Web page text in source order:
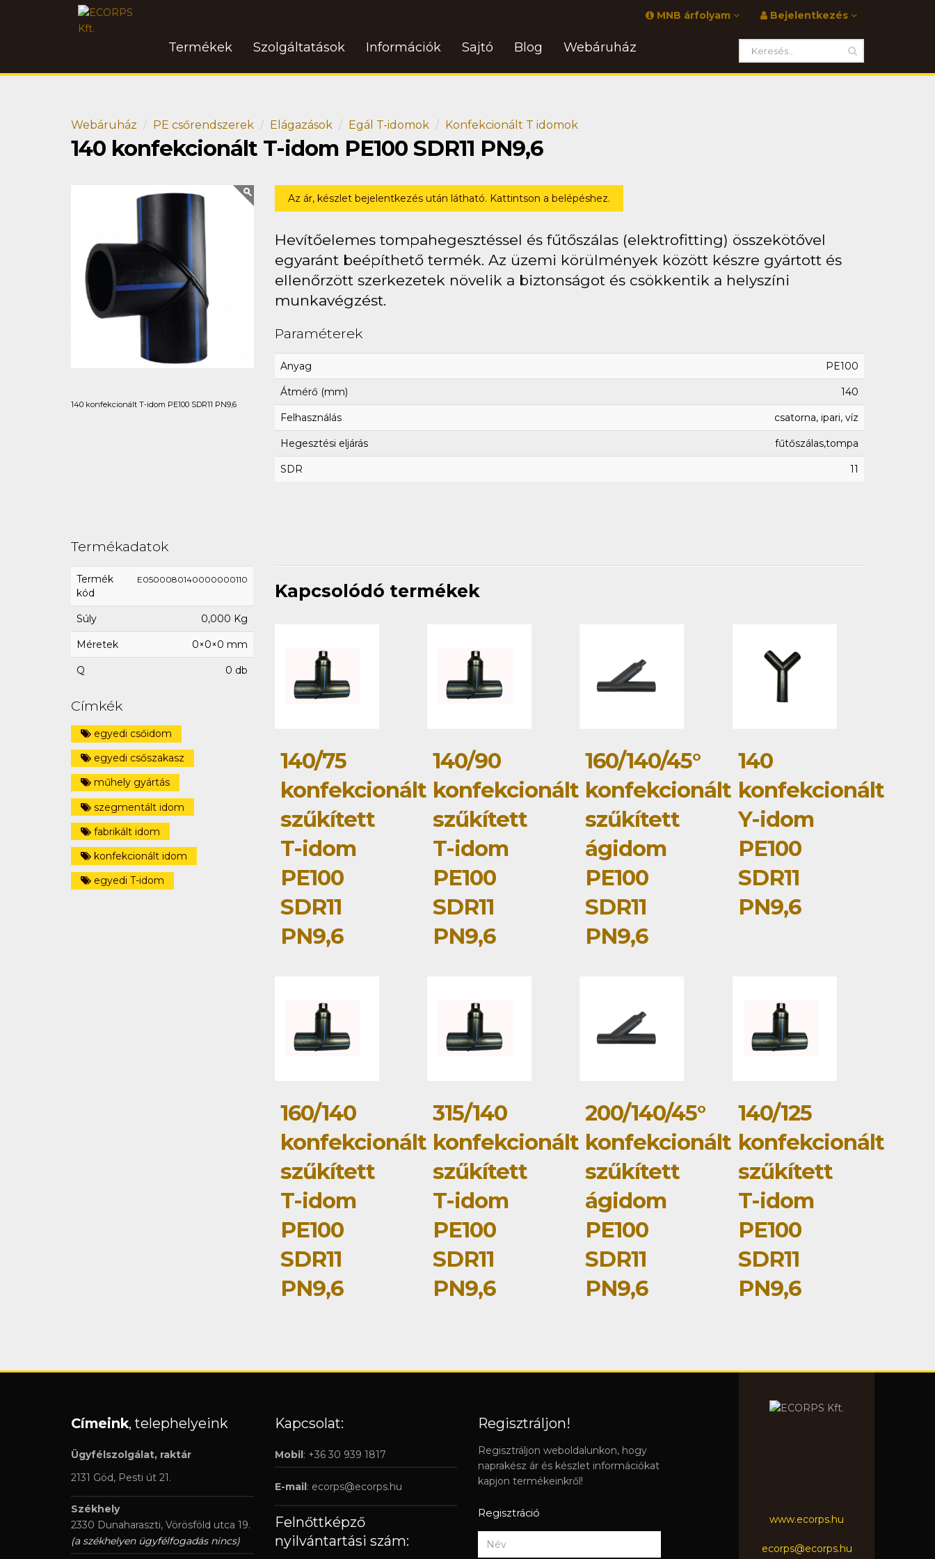
Bejelentkezés
MNB árfolyam
Termékek Szolgáltatások Információk Sajtó Blog Webáruház
Webáruház PE csőrendszerek Elágazások Egál T-idomok Konfekcionált T idomok
140 konfekcionált T-idom PE100 SDR11 PN9,6
140 konfekcionált T-idom PE100 SDR11 PN9,6
Az ár, készlet bejelentkezés után látható. Kattintson a belépéshez.
Hevítőelemes tompahegesztéssel és fűtőszálas (elektrofitting) összekötővel
egyaránt beépíthető termék. Az üzemi körülmények között készre gyártott és
ellenőrzött szerkezetek növelik a biztonságot és csökkentik a helyszíni
munkavégzést.
Paraméterek
Anyag PE100
Átmérő (mm) 140
Felhasználás csatorna, ipari, víz
Hegesztési eljárás fűtőszálas,tompa
SDR 11
Termékadatok
Termék
kód
E0500080140000000110
Súly 0,000 Kg
Méretek 0×0×0 mm
Q 0 db
Címkék
egyedi csőidom
egyedi csőszakasz
műhely gyártás
szegmentált idom
fabrikált idom
konfekcionált idom
egyedi T-idom
Kapcsolódó termékek
140/75
konfekcionált
szűkített
T-idom
PE100
SDR11
PN9,6
140/90
konfekcionált
szűkített
T-idom
PE100
SDR11
PN9,6
160/140/45°
konfekcionált
szűkített
ágidom
PE100
SDR11
PN9,6
140
konfekcionált
Y-idom
PE100
SDR11
PN9,6
160/140
konfekcionált
szűkített
T-idom
PE100
SDR11
PN9,6
315/140
konfekcionált
szűkített
T-idom
PE100
SDR11
PN9,6
200/140/45°
konfekcionált
szűkített
ágidom
PE100
SDR11
PN9,6
140/125
konfekcionált
szűkített
T-idom
PE100
SDR11
PN9,6
Címeink, telephelyeink
Ügyfélszolgálat, raktár
2131 Göd, Pesti út 21.
Székhely
2330 Dunaharaszti, Vörösföld utca 19.
(a székhelyen ügyfélfogadás nincs)
Kapcsolat:
Mobil: +36 30 939 1817
E-mail: ecorps@ecorps.hu
Felnőttképző
nyilvántartási szám:
Regisztráljon!
Regisztráljon weboldalunkon, hogy
naprakész ár és készlet információkat
kapjon termékeinkről!
Regisztráció www.ecorps.hu
ecorps@ecorps.hu